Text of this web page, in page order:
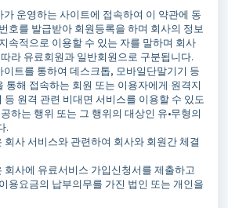
가 운영하는 사이트에 접속하여 이 약관에 동
호를 발급받아 회원등록을 하며 회사의 정보
속적으로 이용할 수 있는 자를 말하며 회사
라 유료회원과 일반회원으로 구분됩니다.
이트를 통하여 데스크톱, 모바일단말기기 등
통해 접속하는 회원 또는 이용자에게 원격지
원격 관련 비대면 서비스를 이용할 수 있도
하는 행위 또는 그 행위의 대상인 유•무형의
.
회사 서비스와 관련하여 회사와 회원간 체결
회사에 유료서비스 가입신청서를 제출하고
용요금의 납부의무를 가진 법인 또는 개인을